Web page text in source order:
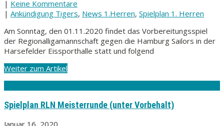
| Keine Kommentare
| Ankündigung Tigers, News 1.Herren, Spielplan 1. Herren
Am Sonntag, den 01.11.2020 findet das Vorbereitungsspiel
der Regionalligamannschaft gegen die Hamburg Sailors in der
Harsefelder Eissporthalle statt und folgend
Weiter zum Artikel
Spielplan RLN Meisterrunde (unter Vorbehalt)